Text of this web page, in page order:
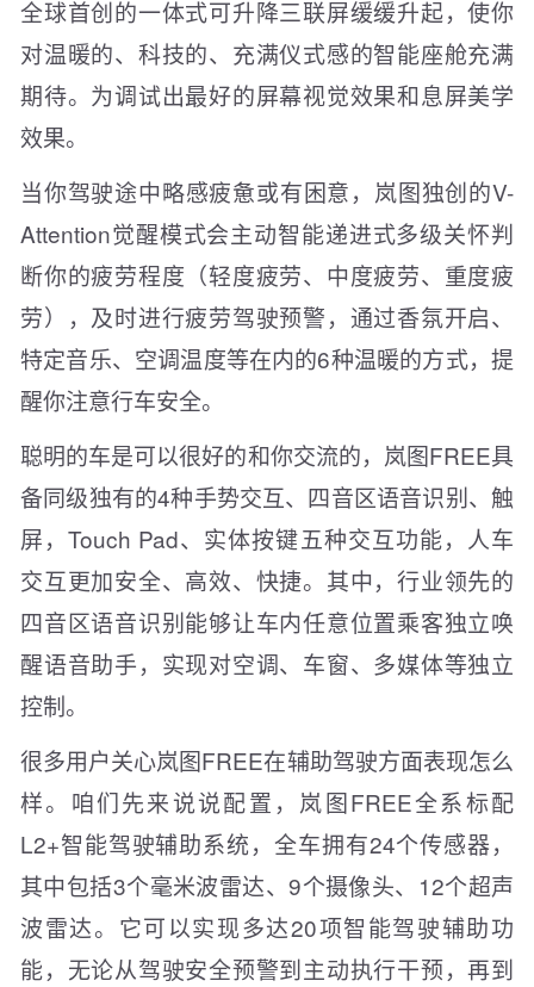
全球首创的一体式可升降三联屏缓缓升起，使你
对温暖的、科技的、充满仪式感的智能座舱充满
期待。为调试出最好的屏幕视觉效果和息屏美学
效果。
当你驾驶途中略感疲惫或有困意，岚图独创的V-
Attention觉醒模式会主动智能递进式多级关怀判
断你的疲劳程度（轻度疲劳、中度疲劳、重度疲
劳），及时进行疲劳驾驶预警，通过香氛开启、
特定音乐、空调温度等在内的6种温暖的方式，提
醒你注意行车安全。
聪明的车是可以很好的和你交流的，岚图FREE具
备同级独有的4种手势交互、四音区语音识别、触
屏，Touch Pad、实体按键五种交互功能，人车
交互更加安全、高效、快捷。其中，行业领先的
四音区语音识别能够让车内任意位置乘客独立唤
醒语音助手，实现对空调、车窗、多媒体等独立
控制。
很多用户关心岚图FREE在辅助驾驶方面表现怎么
样。咱们先来说说配置，岚图FREE全系标配
L2+智能驾驶辅助系统，全车拥有24个传感器，
其中包括3个毫米波雷达、9个摄像头、12个超声
波雷达。它可以实现多达20项智能驾驶辅助功
能，无论从驾驶安全预警到主动执行干预，再到